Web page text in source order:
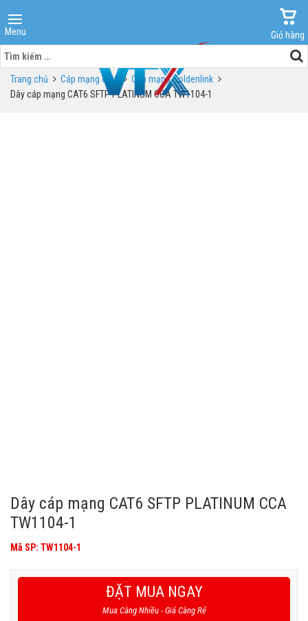
Menu
Giỏ hàng
Tìm
kiếm
cho:Trang chủ Cáp mạng cat6
Cáp mạng Goldenlink
Dây cáp mạng CAT6 SFTP PLATINUM CCA TW1104-1
Dây cáp mạng CAT6 SFTP PLATINUM CCA
TW1104-1
Mã SP: TW1104-1
ĐẶT MUA NGAY
Mua Càng Nhiều - Giá Càng Rẻ